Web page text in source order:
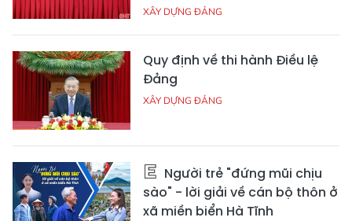
XÂY DỰNG ĐẢNG
Quy định về thi hành Điều lệ
Đảng
XÂY DỰNG ĐẢNG
Người trẻ "đứng mũi chịu
sào" - lời giải về cán bộ thôn ở
xã miền biển Hà Tĩnh